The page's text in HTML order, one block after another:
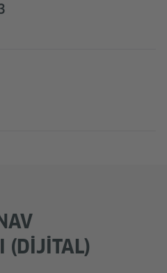
(DIJITAL)